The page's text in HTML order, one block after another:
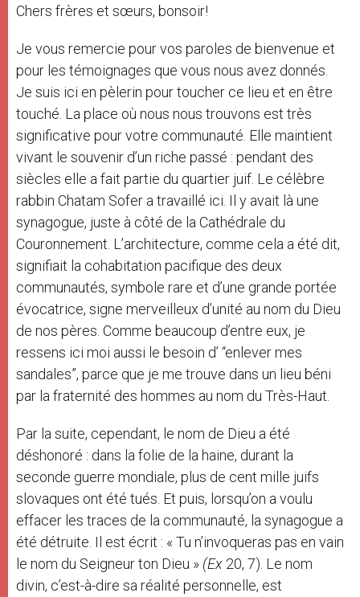
Chers frères et sœurs, bonsoir!
Je vous remercie pour vos paroles de bienvenue et
pour les témoignages que vous nous avez donnés.
Je suis ici en pèlerin pour toucher ce lieu et en être
touché. La place où nous nous trouvons est très
significative pour votre communauté. Elle maintient
vivant le souvenir d’un riche passé : pendant des
siècles elle a fait partie du quartier juif. Le célèbre
rabbin Chatam Sofer a travaillé ici. Il y avait là une
synagogue, juste à côté de la Cathédrale du
Couronnement. L’architecture, comme cela a été dit,
signifiait la cohabitation pacifique des deux
communautés, symbole rare et d’une grande portée
évocatrice, signe merveilleux d’unité au nom du Dieu
de nos pères. Comme beaucoup d’entre eux, je
ressens ici moi aussi le besoin d’ “enlever mes
sandales”, parce que je me trouve dans un lieu béni
par la fraternité des hommes au nom du Très-Haut.
Par la suite, cependant, le nom de Dieu a été
déshonoré : dans la folie de la haine, durant la
seconde guerre mondiale, plus de cent mille juifs
slovaques ont été tués. Et puis, lorsqu’on a voulu
effacer les traces de la communauté, la synagogue a
été détruite. Il est écrit : « Tu n’invoqueras pas en vain
le nom du Seigneur ton Dieu » (Ex 20, 7). Le nom
divin, c’est-à-dire sa réalité personnelle, est